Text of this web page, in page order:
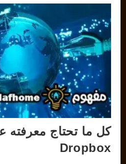
كل ما تحتاج
Dropbox